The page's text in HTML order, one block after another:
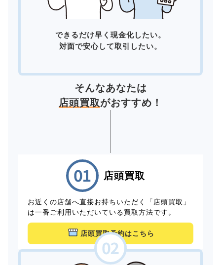
できるだけ早く現金化したい。
対面で安心して取引したい。
そんなあなたは
店頭買取がおすすめ！
店頭買取
お近くの店舗へ直接お持ちいただく「店頭買取」
は一番ご利用いただいている買取方法です。
店頭買取予約はこちら